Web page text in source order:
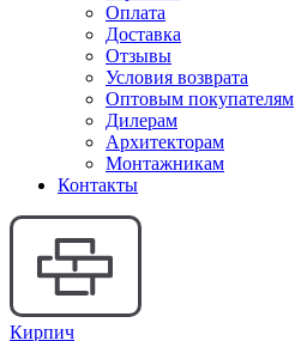
Оплата
Доставка
Отзывы
Условия возврата
Оптовым покупателям
Дилерам
Архитекторам
Монтажникам
Контакты
Кирпич